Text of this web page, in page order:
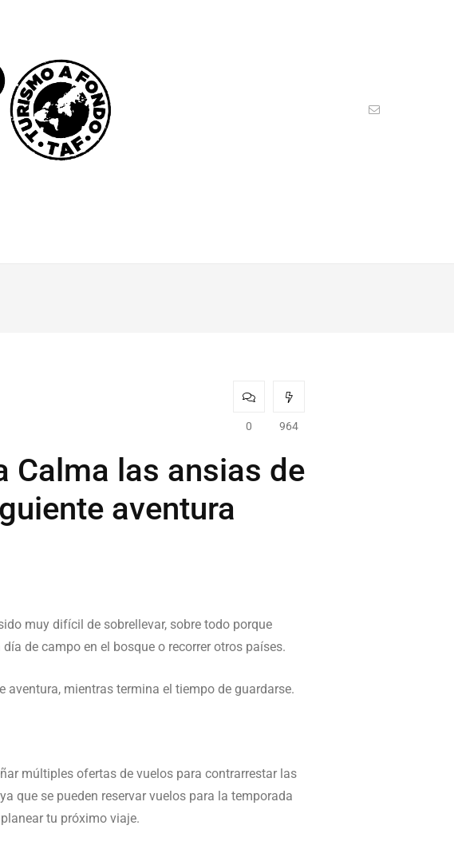
0 964
Calma las ansias de
aventura
muy difícil de sobrellevar, sobre todo porque
de campo en el bosque o recorrer otros países.
mientras termina el tiempo de guardarse.
múltiples ofertas de vuelos para contrarrestar las
que se pueden reservar vuelos para la temporada
tu próximo viaje.